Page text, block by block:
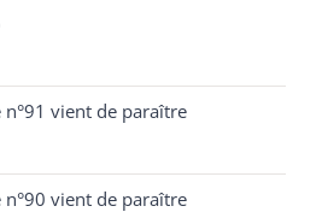
vient de paraître
vient de paraître